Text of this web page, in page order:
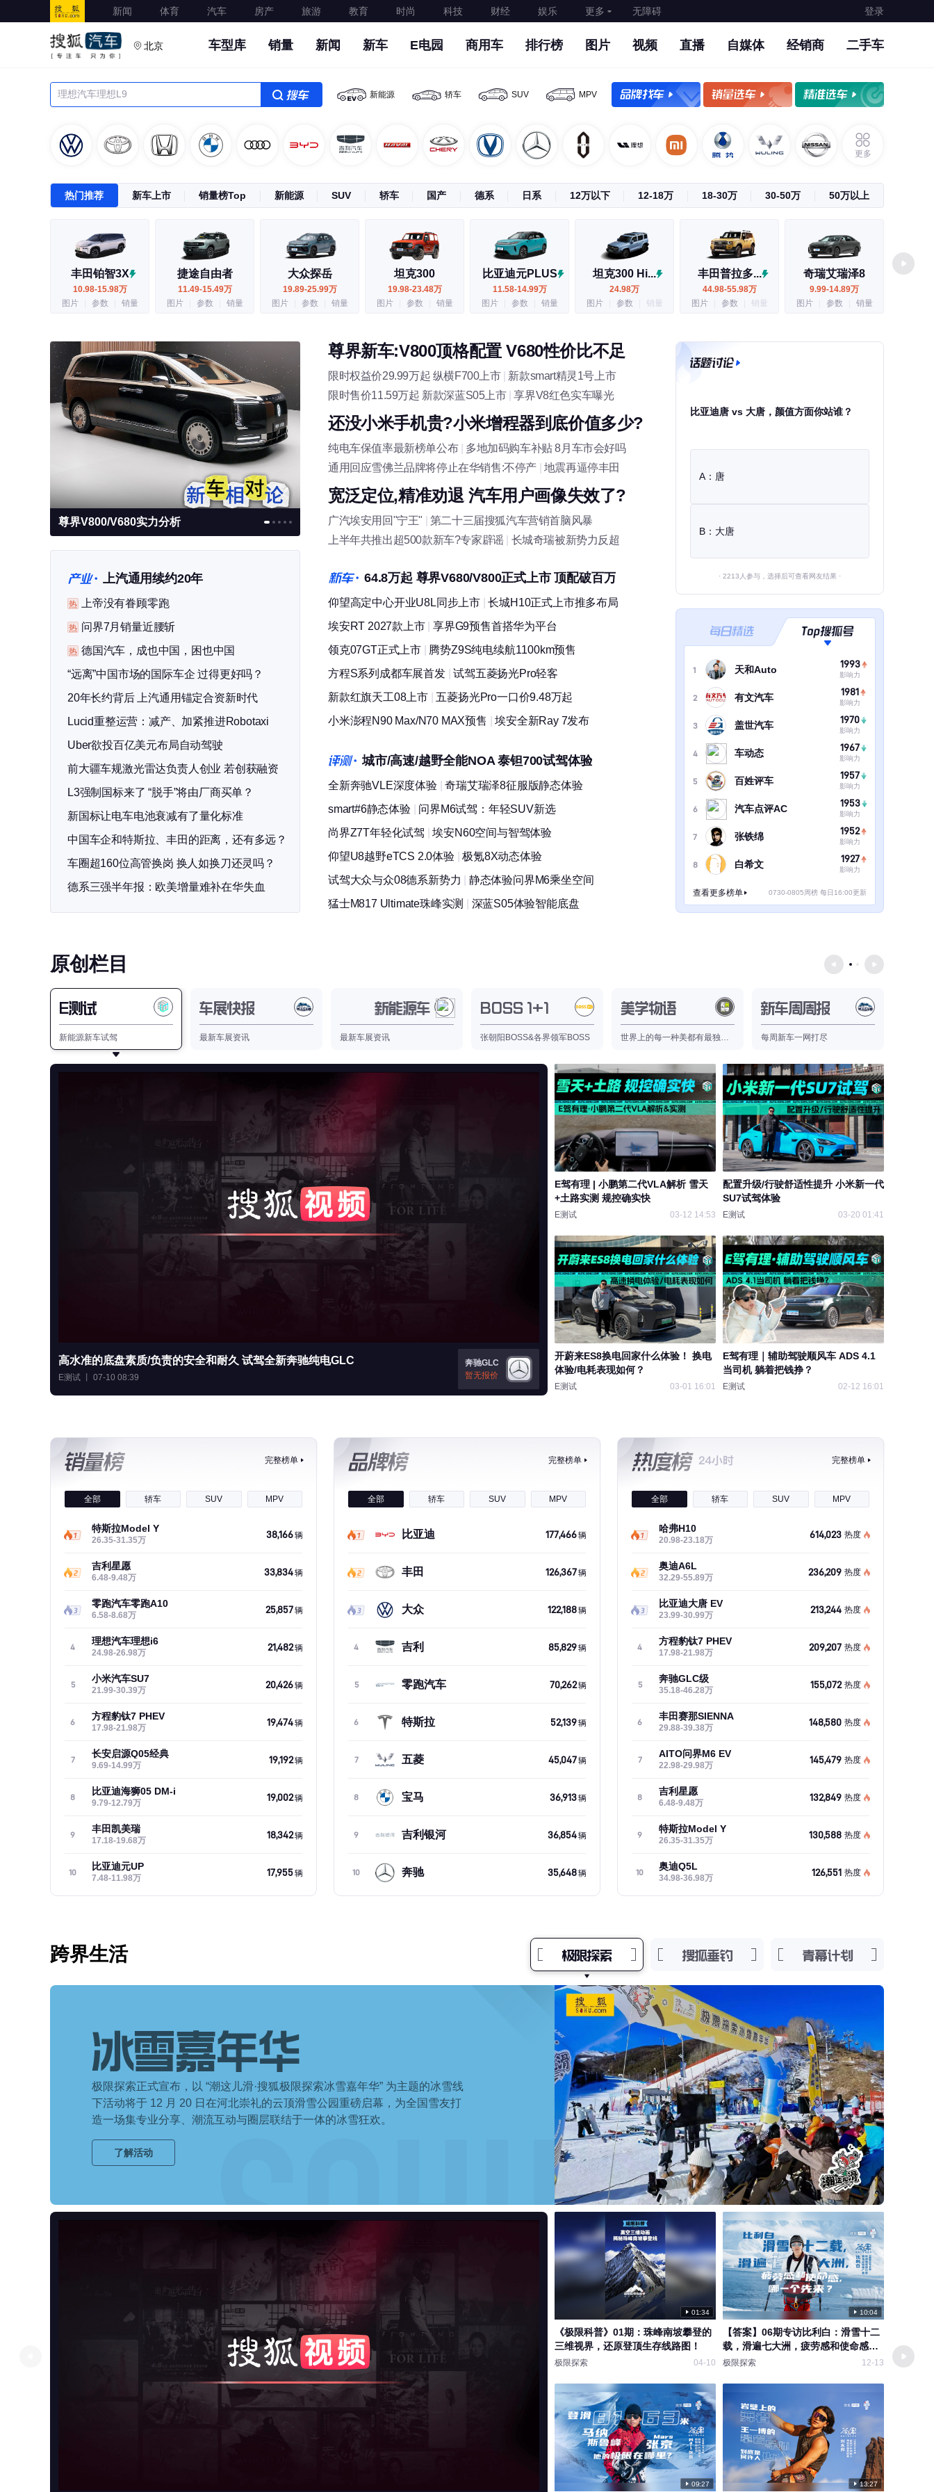
新闻 体育 汽车 房产 旅游 教育 时尚 科技 财经 娱乐 更多 无障碍 登录
北京 车型库 销量 新闻 新车 E电园 商用车 排行榜 图片 视频 直播 自媒体 经销商 二手车
搜车 新能源 轿车 SUV MPV
品牌找车 销量选车 精准选车
更多
热门推荐 新车上市 销量榜Top 新能源 SUV 轿车 国产 德系 日系 12万以下 12-18万 18-30万 30-50万 50万以上
丰田铂智3X
10.98-15.98万
图片
参数 销量
捷途自由者
11.49-15.49万
图片
参数 销量
大众探岳
19.89-25.99万
图片
参数 销量
坦克300
19.98-23.48万
图片
参数 销量
比亚迪元PLUS
11.58-14.99万
图片
参数 销量
坦克300 Hi...
24.98万
图片
参数 销量
丰田普拉多...
44.98-55.98万
图片
参数 销量
奇瑞艾瑞泽8
9.99-14.89万
图片
参数 销量
奇瑞
主打配置诚意 解读腾势Z9S
上汽通用续约20年
热 上帝没有眷顾零跑
热 问界7月销量近腰斩
热 德国汽车，成也中国，困也中国
“远离”中国市场的国际车企 过得更好吗？
20年长约背后 上汽通用锚定合资新时代
Lucid重整运营：减产、加紧推进Robotaxi
Uber欲投百亿美元布局自动驾驶
前大疆车规激光雷达负责人创业 若创获融资
L3强制国标来了 “脱手”将由厂商买单？
新国标让电车电池衰减有了量化标准
中国车企和特斯拉、丰田的距离，还有多远？
车圈超160位高管换岗 换人如换刀还灵吗？
德系三强半年报：欧美增量难补在华失血
尊界新车:V800顶格配置 V680性价比不足
限时权益价29.99万起 纵横F700上市| 新款smart精灵1号上市
限时售价11.59万起 新款深蓝S05上市|享界V8红色实车曝光
还没小米手机贵?小米增程器到底价值多少?
纯电车保值率最新榜单公布| 多地加码购车补贴 8月车市会好吗
通用回应雪佛兰品牌将停止在华销售:不停产
地震再逼停丰田
宽泛定位,精准劝退 汽车用户画像失效了?
广汽埃安用回"宁王"
第二十三届搜狐汽车营销首脑风暴
上半年共推出超500款新车?专家辟谣| 长城奇瑞被新势力反超
新车 64.8万起 尊界V680/V800正式上市 顶配破百万
仰望高定中心开业U8L同步上市 |长城H10正式上市推多布局
埃安RT 2027款上市|享界G9预售首搭华为平台
领克07GT正式上市
腾势Z9S纯电续航1100km预售
方程S系列成都车展首发|试驾五菱扬光Pro轻客
新款红旗天工08上市
五菱扬光Pro一口价9.48万起
小米澎程N90 Max/N70 MAX预售
|埃安全新Ray 7发布
评测 城市/高速/越野全能NOA 泰钽700试驾体验
全新奔驰VLE深度体验|奇瑞艾瑞泽8征服版静态体验
smart#6静态体验| 问界M6试驾：年轻SUV新选
尚界Z7T年轻化试驾 |埃安N60空间与智驾体验
仰望U8越野eTCS 2.0体验|极氪8X动态体验
试驾大众与众08德系新势力
静态体验问界M6乘坐空间
猛士M817 Ultimate珠峰实测
深蓝S05体验智能底盘
话题讨论
比亚迪唐 vs 大唐，颜值方面你站谁？
A：唐
B：大唐
· 2213人参与，选择后可查看网友结果 ·
每日精选
1 天和Auto 1993
影响力
2 有文汽车 1981
影响力
3 盖世汽车 1970
影响力
4 车动态 1967
影响力
5 百姓评车 1957
影响力
6 汽车点评AC 1953
影响力
7 张铁绵 1952
影响力
8 白希文 1927
影响力
查看更多榜单 0730-0805周榜 每日16:00更新
原创栏目
E测试
新能源新车试驾
车展快报
最新车展资讯
新能源车展快报 新能源车展快报
最新车展资讯
BOSS 1+1
张朝阳BOSS&各界领军BOSS
美学物语
世界上的每一种美都有最独特的表达
新车周周报
每周新车一网打尽
亮度
饱和度
对比度
高水准的底盘素质/负责的安全和耐久 试驾全新奔驰纯电GLC
E测试 丨 07-10 08:39
奔驰GLC
暂无报价
E驾有理 | 小鹏第二代VLA解析 雪天
+土路实测 规控确实快
E测试 03-12 14:53
配置升级/行驶舒适性提升 小米新一代
SU7试驾体验
E测试 03-20 01:41
开蔚来ES8换电回家什么体验！ 换电
体验/电耗表现如何？
E测试 03-01 16:01
E驾有理｜辅助驾驶顺风车 ADS 4.1
当司机 躺着把钱挣？
E测试 02-12 16:01
完整榜单
全部 轿车 SUV MPV
特斯拉Model Y
26.35-31.35万 38,166辆
吉利星愿
6.48-9.48万 33,834辆
零跑汽车零跑A10
6.58-8.68万 25,857辆
4
理想汽车理想i6
24.98-26.98万 21,482辆
5
小米汽车SU7
21.99-30.39万 20,426辆
6
方程豹钛7 PHEV
17.98-21.98万 19,474辆
7
长安启源Q05经典
9.69-14.99万 19,192辆
8
比亚迪海狮05 DM-i
9.79-12.79万 19,002辆
9
丰田凯美瑞
17.18-19.68万 18,342辆
10
比亚迪元UP
7.48-11.98万 17,955辆
完整榜单
全部 轿车 SUV MPV
比亚迪 177,466辆
丰田 126,367辆
大众 122,188辆
4 吉利 85,829辆
5 零跑汽车 70,262辆
6 特斯拉 52,139辆
7 五菱 45,047辆
8 宝马 36,913辆
9 吉利银河 36,854辆
10 奔驰 35,648辆
完整榜单
全部 轿车 SUV MPV
哈弗H10
20.98-23.18万 614,023 热度
奥迪A6L
32.29-55.89万 236,209 热度
比亚迪大唐 EV
23.99-30.99万 213,244 热度
4
方程豹钛7 PHEV
17.98-21.98万 209,207 热度
5
奔驰GLC级
35.18-46.28万 155,072 热度
6
丰田赛那SIENNA
29.88-39.38万 148,580 热度
7
AITO问界M6 EV
22.98-29.98万 145,479 热度
8
吉利星愿
6.48-9.48万 132,849 热度
9
特斯拉Model Y
26.35-31.35万 130,588 热度
10
奥迪Q5L
34.98-36.98万 126,551 热度
跨界生活 极限探索 搜狐垂钓 青幕计划
冰雪嘉年华
极限探索正式宣布，以 “潮这儿滑·搜狐极限探索冰雪嘉年华” 为主题的冰雪线
下活动将于 12 月 20 日在河北崇礼的云顶滑雪公园重磅启幕，为全国雪友打
造一场集专业分享、潮流互动与圈层联结于一体的冰雪狂欢。
了解活动
亮度
饱和度
对比度
01:34
《极限科普》01期：珠峰南坡攀登的
三维视界，还原登顶生存线路图！
极限探索 04-10
10:04
【答案】06期专访比利白：滑雪十二
载，滑遍七大洲，疲劳感和使命感，
哪一个先来？
极限探索 12-13
09:27 13:27
第一人，
极限探索